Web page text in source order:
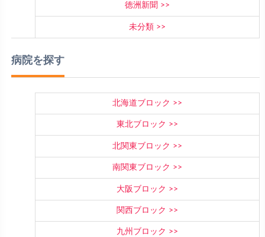
徳洲新聞
未分類
病院を探す
北海道ブロック
東北ブロック
北関東ブロック
南関東ブロック
大阪ブロック
関西ブロック
九州ブロック